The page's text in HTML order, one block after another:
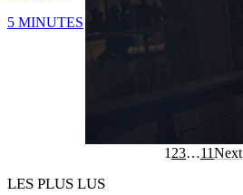
5 MINUTES
1 23…11Next
LES PLUS LUS